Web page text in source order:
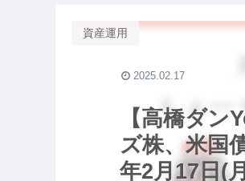
【高橋ダ
ズ株、米国
年2月17日(月
資産運用
2025.02.17